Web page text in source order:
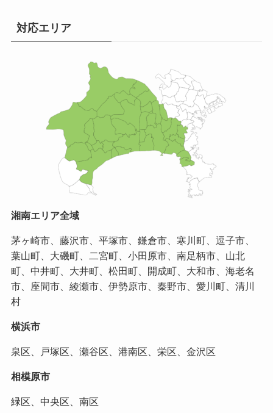
対応エリア
湘南エリア全域
茅ヶ崎市、藤沢市、平塚市、鎌倉市、寒川町、逗子市、
葉山町、大磯町、二宮町、小田原市、南足柄市、山北
町、中井町、大井町、松田町、開成町、大和市、海老名
市、座間市、綾瀬市、伊勢原市、秦野市、愛川町、清川
村
横浜市
泉区、戸塚区、瀬谷区、港南区、栄区、金沢区
相模原市
緑区、中央区、南区